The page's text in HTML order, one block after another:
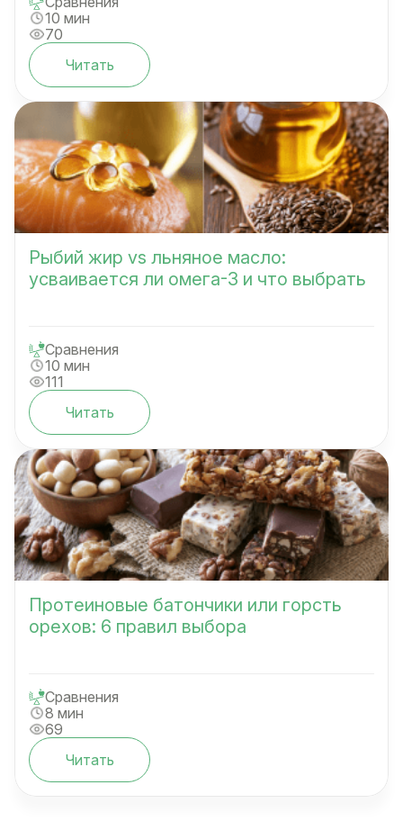
10 мин
70
Читать
Рыбий жир vs льняное масло:
усваивается ли омега-3 и что выбрать
Сравнения
10 мин
111
Читать
Протеиновые батончики или горсть
орехов: 6 правил выбора
Сравнения
8 мин
69
Читать